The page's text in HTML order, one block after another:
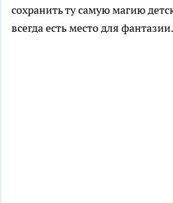
сохранить ту самую магию
всегда есть место для фантазии.